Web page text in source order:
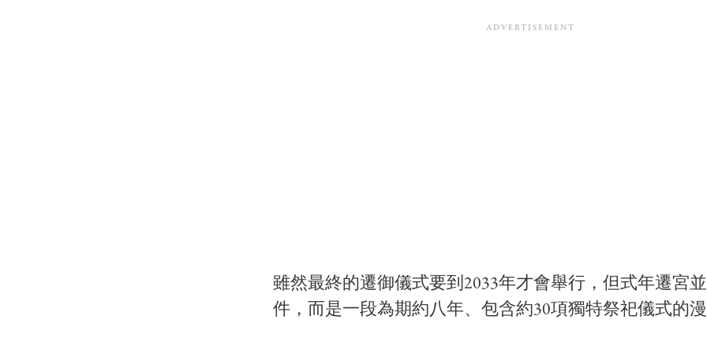
雖然最終的遷御儀式要到2033年才會舉行，但式年遷宮
件，而是一段為期約八年、包含約30項獨特祭祀儀式的